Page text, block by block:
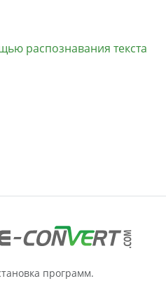
распознавания текста
программ.